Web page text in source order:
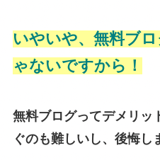
いやいや、無料ブ
ゃないですから！
無料ブログってデメリッ
ぐのも難しいし、後悔し